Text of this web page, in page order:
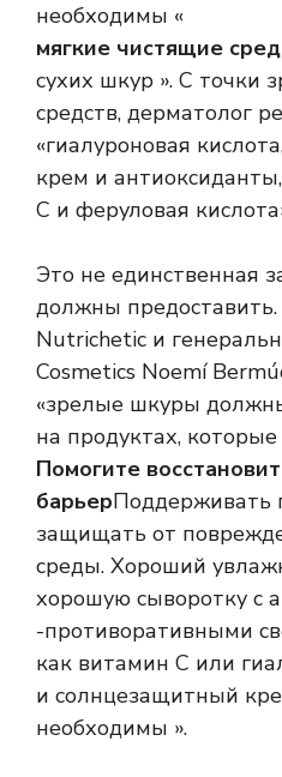
необходимы «
мягкие чистящие
сухих шкур ». С точки
средств, дерматолог
«гиалуроновая
крем и
С и феруловая
Это не единственная
должны
Nutrichetic и
Cosmetics Noemí
«зрелые шкуры
на продуктах,
Помогите
барьерПоддерживать
защищать от
среды. Хороший
хорошую сыворотку с
-противоративными
как витамин С или
и солнцезащитный
необходимы ».